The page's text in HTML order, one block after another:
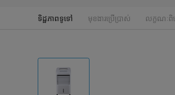
Model:
ទិដ្ឋភាពទូទៅ មុខងារប្រើប្រាស់ លក្ខណៈ